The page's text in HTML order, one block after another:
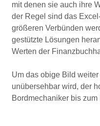
mit denen sie auch ihre
der Regel sind das
größeren Verbünden
gestützte Lösungen
Werten der
Um das obige Bild
unübersehbar wird, der
Bordmechaniker bis